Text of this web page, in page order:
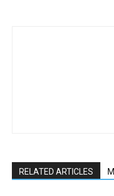
RELATED ARTICLES